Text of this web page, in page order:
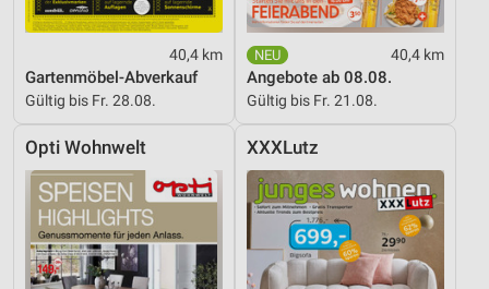
40,4 km
Gartenmöbel-Abverkauf
Gültig bis Fr. 28.08.
40,4 km
Angebote ab 08.08.
Gültig bis Fr. 21.08.
Opti Wohnwelt XXXLutz